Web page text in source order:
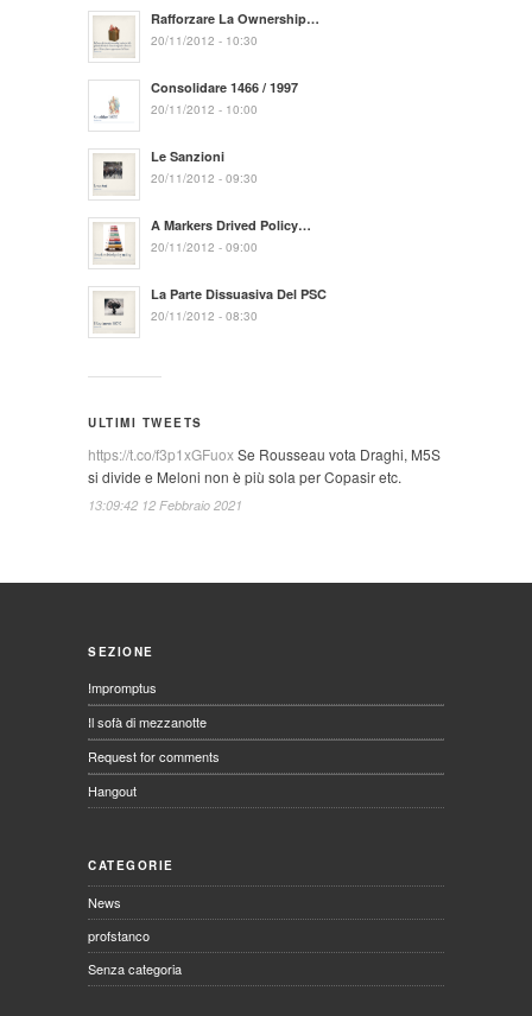
Rafforzare La Ownership…
20/11/2012 - 10:30
Consolidare 1466 / 1997
20/11/2012 - 10:00
Le Sanzioni
20/11/2012 - 09:30
A Markers Drived Policy…
20/11/2012 - 09:00
La Parte Dissuasiva Del PSC
20/11/2012 - 08:30
ULTIMI TWEETS
https://t.co/f3p1xGFuoxSe Rousseau vota Draghi, M5S
si divide e Meloni non è più sola per Copasir etc.
13:09:42 12 Febbraio 2021
SEZIONE
Impromptus
Il sofà di mezzanotte
Request for comments
Hangout
CATEGORIE
News
profstanco
Senza categoria